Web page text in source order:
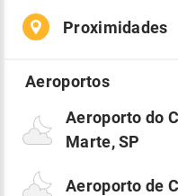
Proximidades
Aeroporto do
Marte, SP
Aeroporto de